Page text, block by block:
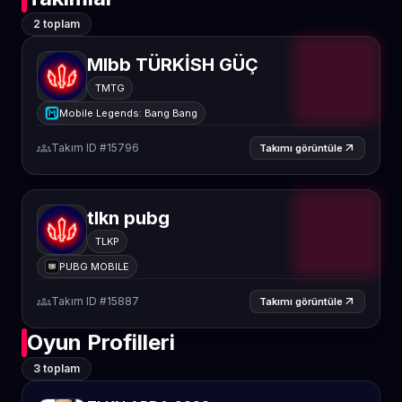
2 toplam
Mlbb TÜRKİSH GÜÇ
TMTG
Mobile Legends: Bang Bang
groupsTakım ID #15796 Takımı görüntüle arrow_outward
tlkn pubg
TLKP
PUBG MOBILE
groupsTakım ID #15887 Takımı görüntüle arrow_outward
Oyun Profilleri
3 toplam